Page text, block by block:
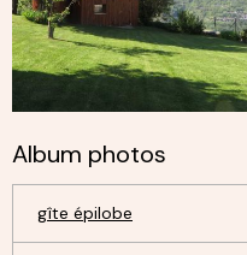
Album photos
gîte épilobe